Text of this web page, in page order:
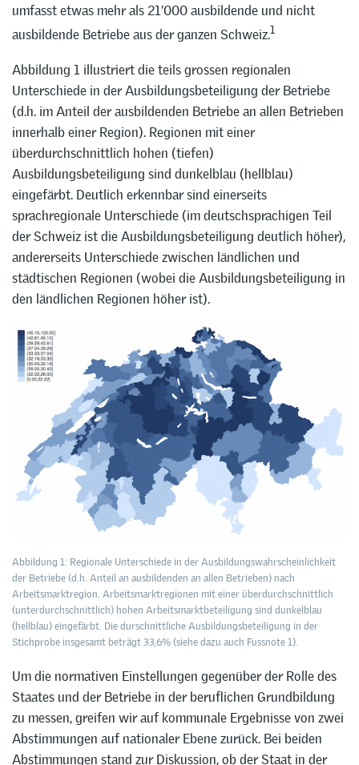
umfasst etwas mehr als 21’000 ausbildende und nicht
ausbildende Betriebe aus der ganzen Schweiz.1
Abbildung 1 illustriert die teils grossen regionalen
Unterschiede in der Ausbildungsbeteiligung der Betriebe
(d.h. im Anteil der ausbildenden Betriebe an allen Betrieben
innerhalb einer Region). Regionen mit einer
überdurchschnittlich hohen (tiefen)
Ausbildungsbeteiligung sind dunkelblau (hellblau)
eingefärbt. Deutlich erkennbar sind einerseits
sprachregionale Unterschiede (im deutschsprachigen Teil
der Schweiz ist die Ausbildungsbeteiligung deutlich höher),
andererseits Unterschiede zwischen ländlichen und
städtischen Regionen (wobei die Ausbildungsbeteiligung in
den ländlichen Regionen höher ist).
Abbildung 1: Regionale Unterschiede in der Ausbildungswahrscheinlichkeit
der Betriebe (d.h. Anteil an ausbildenden an allen Betrieben) nach
Arbeitsmarktregion. Arbeitsmarktregionen mit einer überdurchschnittlich
(unterdurchschnittlich) hohen Arbeitsmarktbeteiligung sind dunkelblau
(hellblau) eingefärbt. Die durschnittliche Ausbildungsbeteiligung in der
Stichprobe insgesamt beträgt 33,6% (siehe dazu auch Fussnote 1).
Um die normativen Einstellungen gegenüber der Rolle des
Staates und der Betriebe in der beruflichen Grundbildung
zu messen, greifen wir auf kommunale Ergebnisse von zwei
Abstimmungen auf nationaler Ebene zurück. Bei beiden
Abstimmungen stand zur Diskussion, ob der Staat in der